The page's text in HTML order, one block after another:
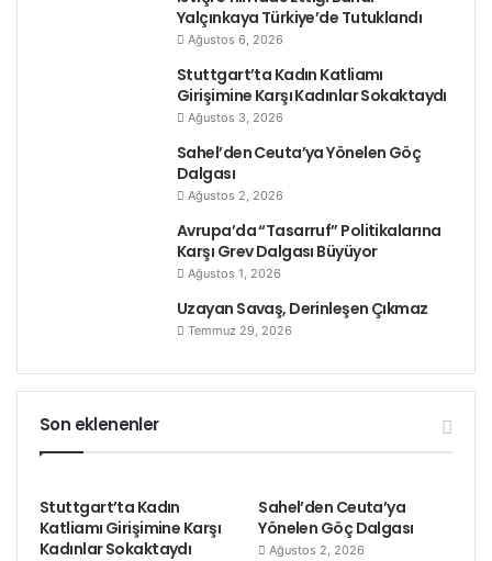
Yalçınkaya Türkiye’de Tutuklandı
Ağustos 6, 2026
Stuttgart’ta Kadın Katliamı
Girişimine Karşı Kadınlar Sokaktaydı
Ağustos 3, 2026
Sahel’den Ceuta’ya Yönelen Göç
Dalgası
Ağustos 2, 2026
Avrupa’da “Tasarruf” Politikalarına
Karşı Grev Dalgası Büyüyor
Ağustos 1, 2026
Uzayan Savaş, Derinleşen Çıkmaz
Temmuz 29, 2026
Son eklenenler
Stuttgart’ta Kadın
Katliamı Girişimine Karşı
Kadınlar Sokaktaydı
Sahel’den Ceuta’ya
Yönelen Göç Dalgası
Ağustos 2, 2026